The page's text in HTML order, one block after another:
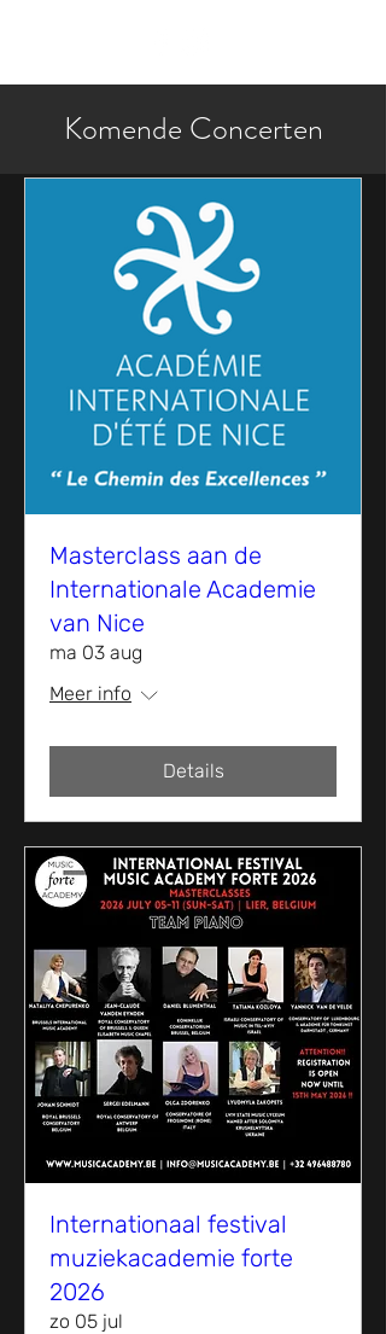
Komende Concerten
Masterclass aan de
Internationale Academie
van Nice
ma 03 aug
Meer info
Details
Internationaal festival
muziekacademie forte
2026
zo 05 jul